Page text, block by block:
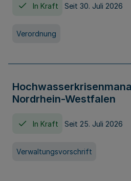
In Kraft Seit 30. Juli 2026
Verordnung
Nordrhein-Westfalen
In Kraft Seit 25. Juli 2026
Verwaltungsvorschrift